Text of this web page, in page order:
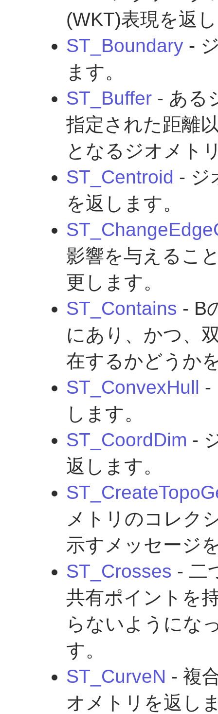
(WKT)表現を返
ST_Boundary -
ます。
ST_Buffer - ある
指定された距離
となるジオメト
ST_Centroid - ジ
を返します。
影響を与えるこ
更します。
ST_Contains - B
にあり、かつ、
在するかどうか
ST_ConvexHull -
します。
ST_CoordDim -
返します。
メトリのコレク
示すメッセージ
ST_Crosses - 二
共有ポイントを
らないようにな
す。
ST_CurveN - 複
オメトリを返し